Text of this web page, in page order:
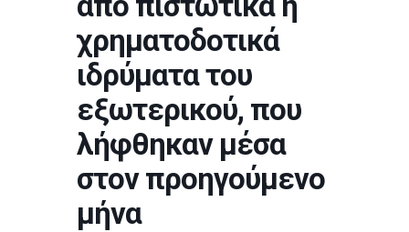
χρηματοδοτικά
ιδρύματα του
εξωτερικού, που
λήφθηκαν μέσα
στον προηγούμενο
μήνα